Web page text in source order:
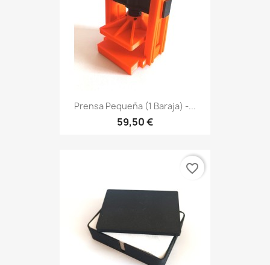
Prensa Pequeña (1 Baraja) -...
59,50 €
favorite_border